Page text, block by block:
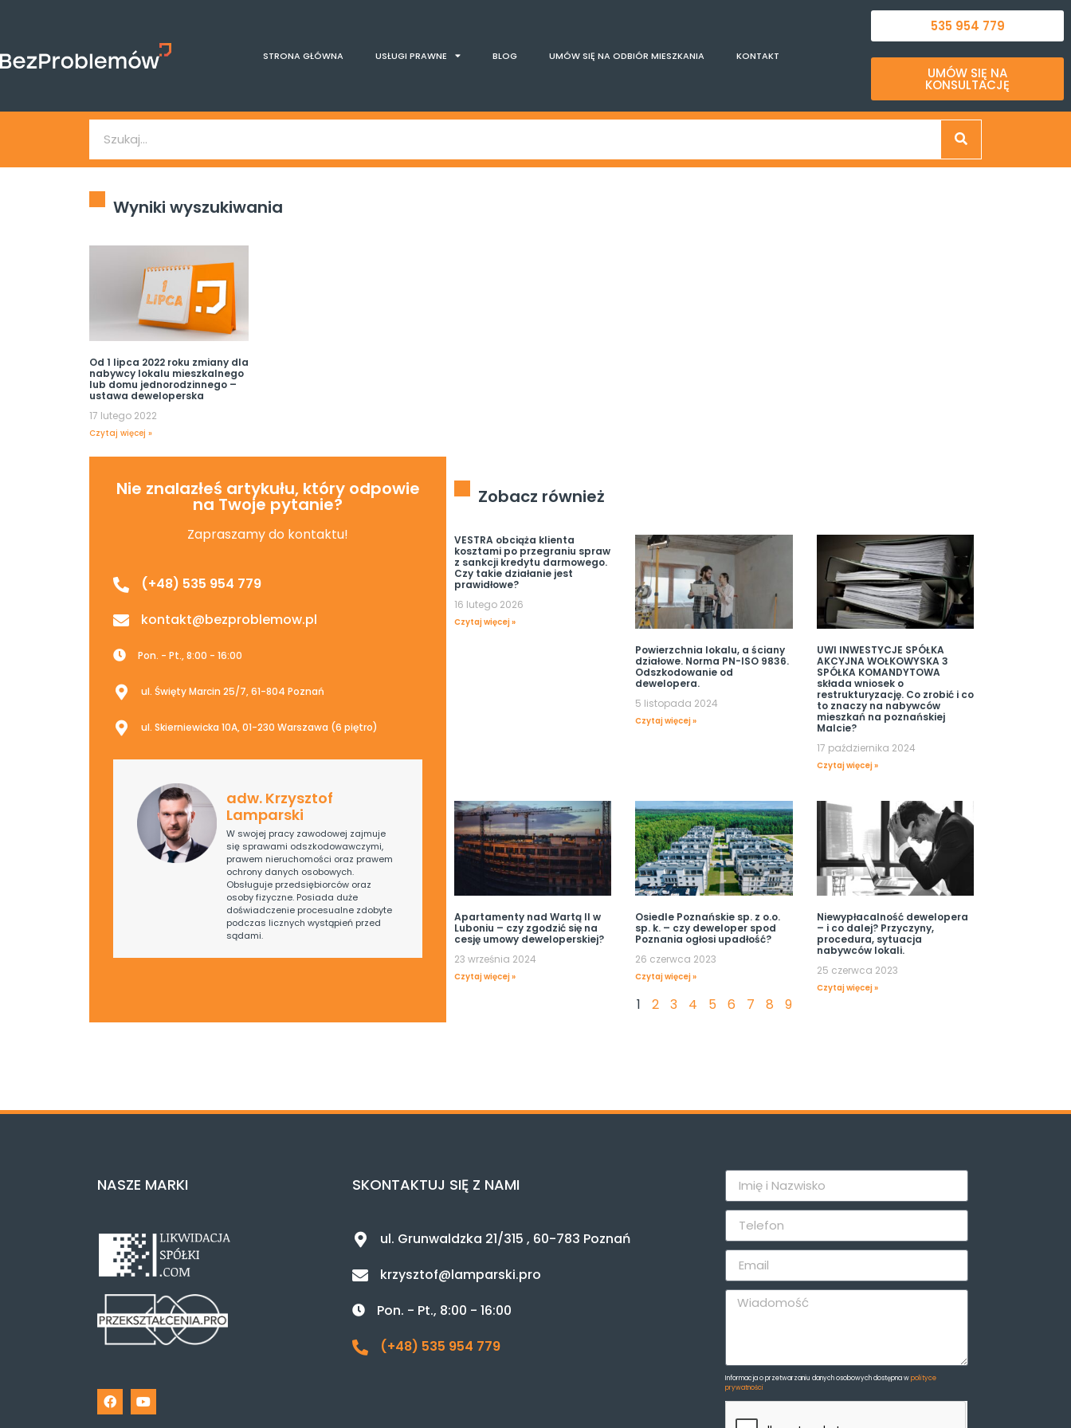
STRONA GŁÓWNA USŁUGI PRAWNE BLOG UMÓW SIĘ NA ODBIÓR MIESZKANIA KONTAKT
535 954 779
UMÓW SIĘ NA
KONSULTACJĘ
Wyniki wyszukiwania
Od 1 lipca 2022 roku zmiany dla
nabywcy lokalu mieszkalnego
lub domu jednorodzinnego –
ustawa deweloperska
17 lutego 2022
Czytaj więcej »
Nie znalazłeś artykułu, który odpowie
na Twoje pytanie?
Zapraszamy do kontaktu!
(+48) 535 954 779
kontakt@bezproblemow.pl
Pon. - Pt., 8:00 - 16:00
ul. Święty Marcin 25/7, 61-804 Poznań
ul. Skierniewicka 10A, 01-230 Warszawa (6 piętro)
adw. Krzysztof
Lamparski
W swojej pracy zawodowej zajmuje
się sprawami odszkodowawczymi,
prawem nieruchomości oraz prawem
ochrony danych osobowych.
Obsługuje przedsiębiorców oraz
osoby fizyczne. Posiada duże
doświadczenie procesualne zdobyte
podczas licznych wystąpień przed
sądami.
Zobacz również
VESTRA obciąża klienta
kosztami po przegraniu spraw
z sankcji kredytu darmowego.
Czy takie działanie jest
prawidłowe?
16 lutego 2026
Czytaj więcej »
Powierzchnia lokalu, a ściany
działowe. Norma PN-ISO 9836.
Odszkodowanie od
dewelopera.
5 listopada 2024
Czytaj więcej »
UWI INWESTYCJE SPÓŁKA
AKCYJNA WOŁKOWYSKA 3
SPÓŁKA KOMANDYTOWA
składa wniosek o
restrukturyzację. Co zrobić i co
to znaczy na nabywców
mieszkań na poznańskiej
Malcie?
17 października 2024
Czytaj więcej »
Apartamenty nad Wartą II w
Luboniu – czy zgodzić się na
cesję umowy deweloperskiej?
23 września 2024
Czytaj więcej »
Osiedle Poznańskie sp. z o.o.
sp. k. – czy deweloper spod
Poznania ogłosi upadłość?
26 czerwca 2023
Czytaj więcej »
Niewypłacalność dewelopera
– i co dalej? Przyczyny,
procedura, sytuacja
nabywców lokali.
25 czerwca 2023
Czytaj więcej »
1 2 3 4 5 6 7 8 9
NASZE MARKI SKONTAKTUJ SIĘ Z NAMI
ul. Grunwaldzka 21/315 , 60-783 Poznań
krzysztof@lamparski.pro
Pon. - Pt., 8:00 - 16:00
(+48) 535 954 779
Informacja o przetwarzaniu danych osobowych dostępna wpolityce
prywatności